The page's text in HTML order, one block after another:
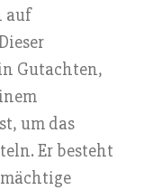
auf
Gutachten,
um das
Er besteht